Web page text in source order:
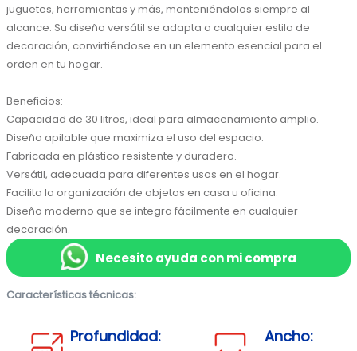
juguetes, herramientas y más, manteniéndolos siempre al
alcance. Su diseño versátil se adapta a cualquier estilo de
decoración, convirtiéndose en un elemento esencial para el
orden en tu hogar.
Beneficios:
Capacidad de 30 litros, ideal para almacenamiento amplio.
Diseño apilable que maximiza el uso del espacio.
Fabricada en plástico resistente y duradero.
Versátil, adecuada para diferentes usos en el hogar.
Facilita la organización de objetos en casa u oficina.
Diseño moderno que se integra fácilmente en cualquier
decoración.
Necesito ayuda con mi compra
Características técnicas:
Profundidad:
Ancho: